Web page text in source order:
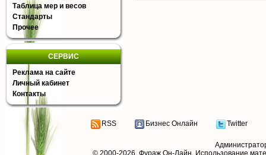
Таблица мер и весов
Стандарты
Прочее
СЕРВИС
Реклама на сайте
Личный кабинет
Контакты
RSS Бизнес Онлайн Twitter
© 2000-2026, Фураж Он-Лайн. Использование